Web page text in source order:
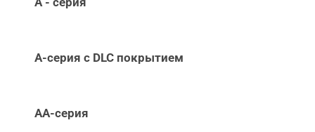
А-серия c DLC покрытием
АА-серия